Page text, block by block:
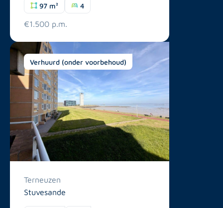
97 m² 4
€1.500 p.m.
Verhuurd (onder voorbehoud)
Terneuzen
Stuvesande